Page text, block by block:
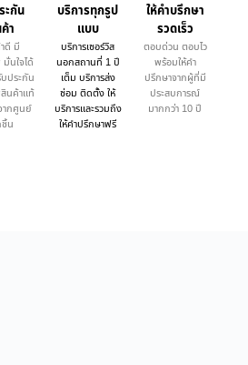
ะกัน
า
ดี มี
นใจได้
ประกัน
นค้าแท้
ากศูนย์
น
บริการทุกรูป
แบบ
บริการเซอร์วิส
นอกสถานที่ 1 ปี
เต็ม บริการส่ง
ซ่อม ติดตั้ง ให้
บริการและรวมถึง
ให้คำปรึกษาฟรี
ให้คำบรึกษา
รวดเร็ว
ตอบด่วน ตอบไว
พร้อมให้คำ
ปรึกษาจากผู้ที่มี
ประสบการณ์
มากกว่า 10 ปี